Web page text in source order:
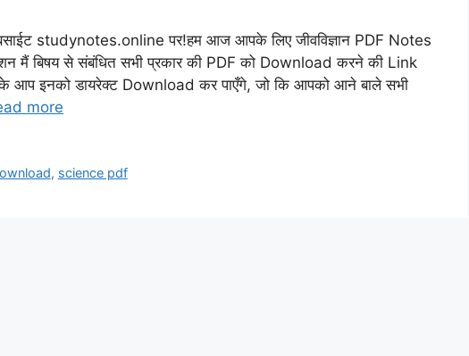
studynotes.online पर!हम आज आपके लिए जीवविज्ञान PDF Notes
बिषय से संबंधित सभी प्रकार की PDF को Download करने की Link
आप इनको डायरेक्ट Download कर पाएँगे, जो कि आपको आने बाले सभी
more
, science pdf